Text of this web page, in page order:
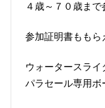
インフォメーシ
４歳～７０歳まで
参加証明書ももら
ウォータースライ
パラセール専用ボ